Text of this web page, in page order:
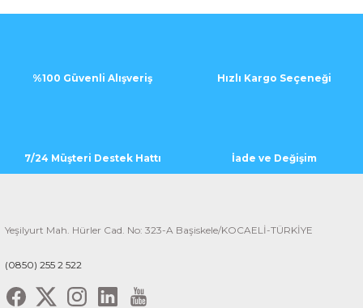
%100 Güvenli Alışveriş Hızlı Kargo Seçeneği
7/24 Müşteri Destek Hattı İade ve Değişim
Yeşilyurt Mah. Hürler Cad. No: 323-A Başiskele/KOCAELİ-TÜRKİYE
(0850) 255 2 522